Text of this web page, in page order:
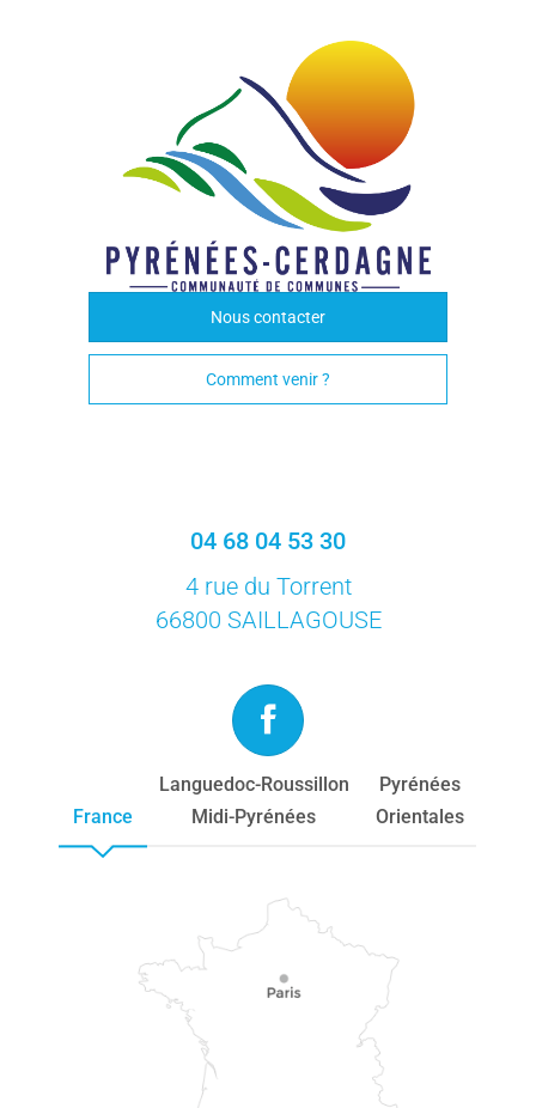
Nous contacter
Comment venir ?
04 68 04 53 30
4 rue du Torrent
66800 SAILLAGOUSE
France
Languedoc-Roussillon
Midi-Pyrénées
Pyrénées
Orientales